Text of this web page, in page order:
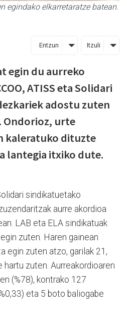
egindako elkarretaratze batean.
Entzun Itzuli
egin du aurreko
ATISS eta Solidari
adostu zuten
urte
kaleratuko dituzte
lantegia itxiko dute.
sindikatuetako
aurre akordioa
LAB eta ELA sindikatuak
zuten. Haren gainean
egin zuten atzo, garilak 21,
hartu zuten. Aurreakordioaren
(%78), kontrako 127
eta 5 boto baliogabe